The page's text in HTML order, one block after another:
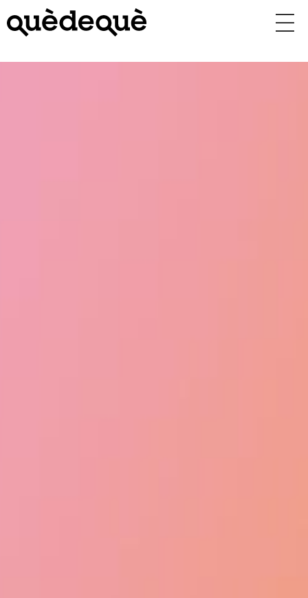
contingut